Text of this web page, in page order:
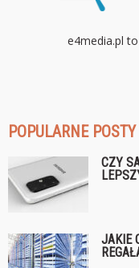
e4media.pl
POPULARNE POSTY
CZY
JAKIE